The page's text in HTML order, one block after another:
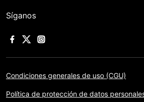
Síganos
Condiciones generales de uso (CGU)
Política de protección de datos